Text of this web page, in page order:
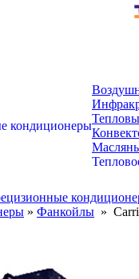
кондиционеры
» Фанкойлы »